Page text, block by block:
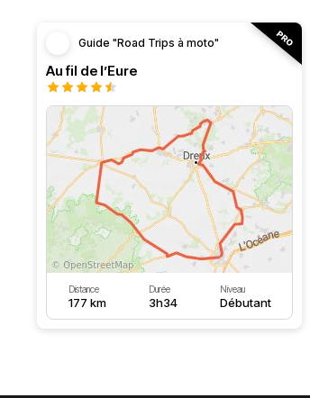
Guide "Road Trips à moto"
Au fil de l’Eure
Distance
177 km
Durée
3h34
Niveau
Débutant